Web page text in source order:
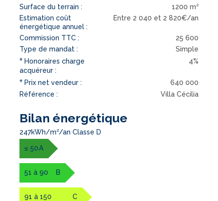
Surface du terrain :
1200 m²
Estimation coût
énergétique annuel :
Entre 2 040 et 2 820€/an
Commission TTC :
25 600
Type de mandat :
Simple
* Honoraires charge
acquéreur :
4%
* Prix net vendeur :
640 000
Référence :
Villa Cécilia
Bilan énergétique
247kWh/m²/an Classe D
≤ 50A
51 à 90 B
91 à 150 C